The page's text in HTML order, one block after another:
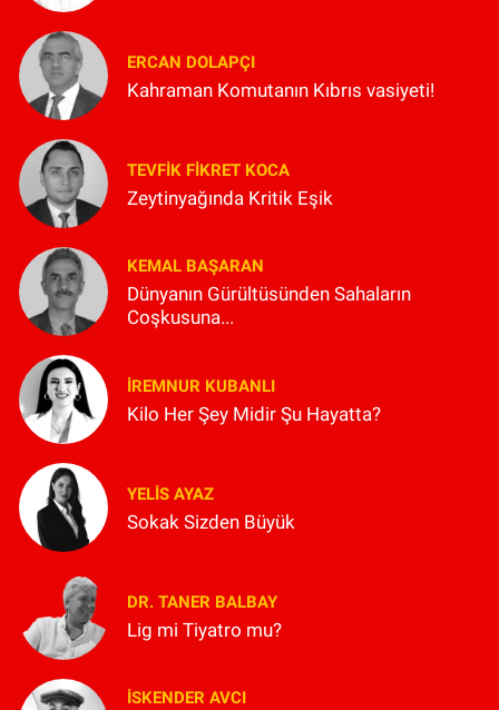
ERCAN DOLAPÇI
Kahraman Komutanın Kıbrıs vasiyeti!
TEVFIK FIKRET KOCA
Zeytinyağında Kritik Eşik
KEMAL BAŞARAN
Dünyanın Gürültüsünden Sahaların
Coşkusuna...
İREMNUR KUBANLI
Kilo Her Şey Midir Şu Hayatta?
YELIS AYAZ
Sokak Sizden Büyük
DR. TANER BALBAY
Lig mi Tiyatro mu?
İSKENDER AVCI